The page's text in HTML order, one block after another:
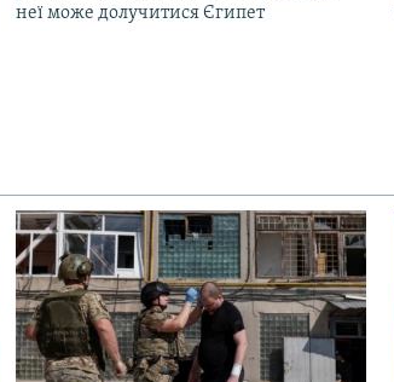
неї може долучитися Єгипет